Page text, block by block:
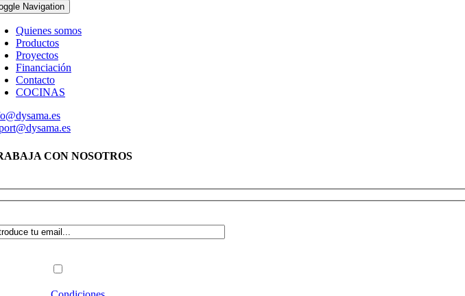
Navigation
Quienes somos
Productos
Proyectos
Financiación
Contacto
COCINAS
CON NOSOTROS